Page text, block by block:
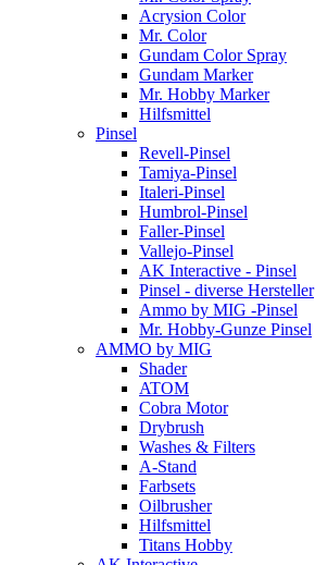
Acrysion Color
Mr. Color
Gundam Color Spray
Gundam Marker
Mr. Hobby Marker
Hilfsmittel
Pinsel
Revell-Pinsel
Tamiya-Pinsel
Italeri-Pinsel
Humbrol-Pinsel
Faller-Pinsel
Vallejo-Pinsel
AK Interactive - Pinsel
Pinsel - diverse Hersteller
Ammo by MIG -Pinsel
Mr. Hobby-Gunze Pinsel
AMMO by MIG
Shader
ATOM
Cobra Motor
Drybrush
Washes & Filters
A-Stand
Farbsets
Oilbrusher
Hilfsmittel
Titans Hobby